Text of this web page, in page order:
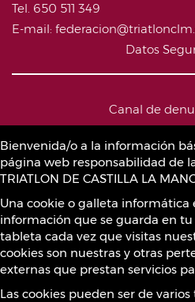
Bienvenida/o a la información
página web responsabilidad de
TRIATLON DE CASTILLA LA
Una cookie o galleta informática
información que se guarda en tu
tableta cada vez que visitas
cookies son nuestras y otras
externas que prestan servicios
Las cookies pueden ser de
Tel. 650 511 349
E-mail:
Datos
Canal de
Política de
Sustancias
Contacto